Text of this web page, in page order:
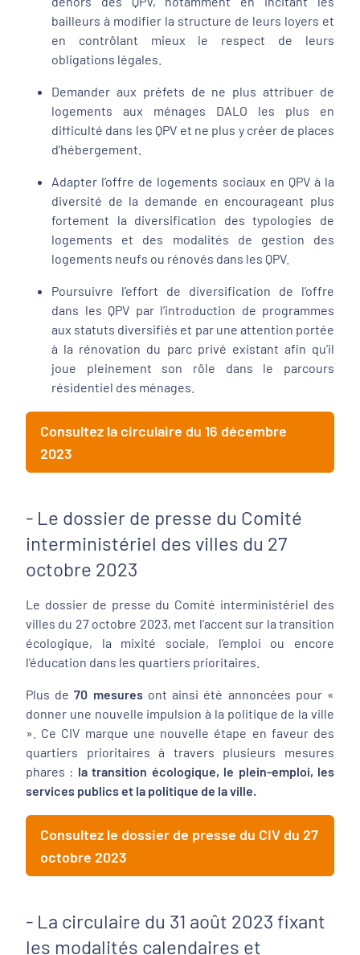
bailleurs à modifier la structure de leurs loyers et
en contrôlant mieux le respect de leurs
obligations légales.
Demander aux préfets de ne plus attribuer de
logements aux ménages DALO les plus en
difficulté dans les QPV et ne plus y créer de places
d’hébergement.
Adapter l’offre de logements sociaux en QPV à la
diversité de la demande en encourageant plus
fortement la diversification des typologies de
logements et des modalités de gestion des
logements neufs ou rénovés dans les QPV.
Poursuivre l’effort de diversification de l’offre
dans les QPV par l’introduction de programmes
aux statuts diversifiés et par une attention portée
à la rénovation du parc privé existant afin qu’il
joue pleinement son rôle dans le parcours
résidentiel des ménages.
Consultez la circulaire du 16 décembre
2023
- Le dossier de presse du Comité
interministériel des villes du 27
octobre 2023
Le dossier de presse du Comité interministériel des
villes du 27 octobre 2023, met l’accent sur la transition
écologique, la mixité sociale, l’emploi ou encore
l’éducation dans les quartiers prioritaires.
Plus de70 mesures ont ainsi été annoncées pour «
donner une nouvelle impulsion à la politique de la ville
». Ce CIV marque une nouvelle étape en faveur des
quartiers prioritaires à travers plusieurs mesures
phares : la transition écologique, le plein-emploi, les
services publics et la politique de la ville.
Consultez le dossier de presse du CIV du 27
octobre 2023
- La circulaire du 31 août 2023 fixant
les modalités calendaires et